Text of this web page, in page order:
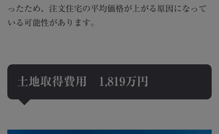
ったため、注文住宅の平均価格が上がる原因になって
いる可能性があります。
土地取得費用 1,819 万円